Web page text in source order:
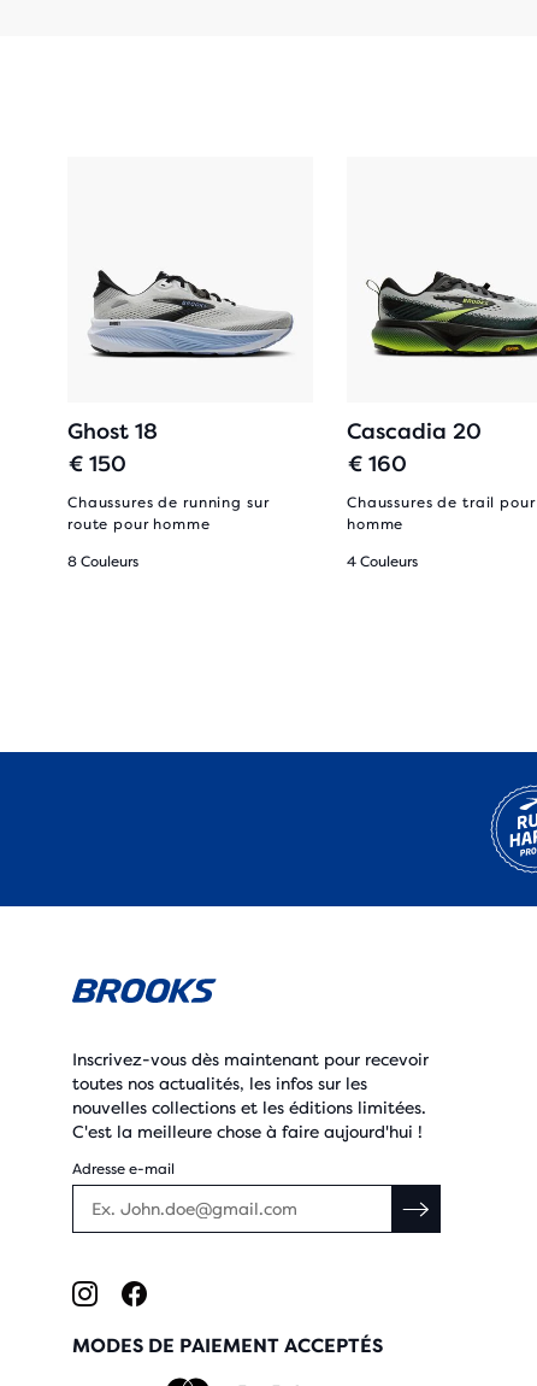
Ghost 18
€ 150
Chaussures de running sur
route pour homme
8 Couleurs
Cascadia 20
€ 160
Chaussures de trail pour
homme
4 Couleurs
Inscrivez-vous dès maintenant pour recevoir
toutes nos actualités, les infos sur les
nouvelles collections et les éditions limitées.
C'est la meilleure chose à faire aujourd'hui !
Adresse e-mail
MODES DE PAIEMENT ACCEPTÉS